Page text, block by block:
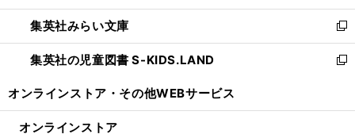
開
く
ウ
で
開
く
ン
ド
ウ
で
ウ
ィ
ン
ド
開
集英社みらい文庫
新
し
い
ン
集英社の児童図書 S-KIDS.LAND
新
ウ
オンラインストア・ その他WEBサービス
オンラインストア